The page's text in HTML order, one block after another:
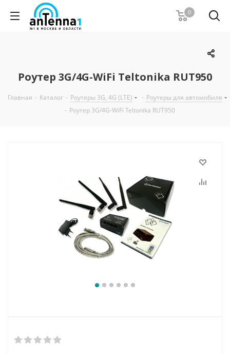
0
Роутер 3G/4G-WiFi Teltonika RUT950
Главная - Каталог - Роутеры 3G, 4G (LTE) - Роутеры для автомобиля
- Роутер 3G/4G-WiFi Teltonika RUT950